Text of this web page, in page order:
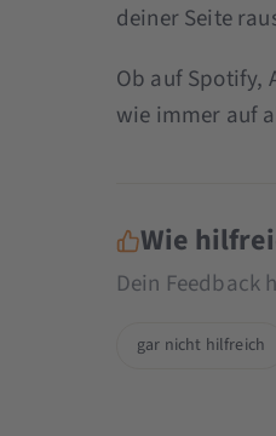
deiner Seite
Ob auf Spotify,
wie immer auf
Wie
Dein Feedback
gar nicht hilfreich